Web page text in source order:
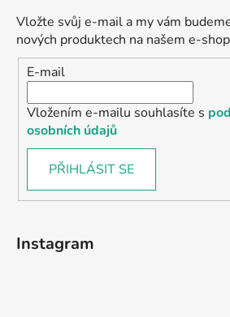
Vložte svůj e-mail a my vám
nových produktech na našem e-
E-mail
Vložením e-mailu souhlasíte s
osobních údajů
PŘIHLÁSIT SE
Instagram